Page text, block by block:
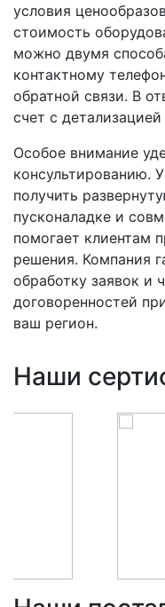
условия
стоимость
можно двумя
контактному
обратной связи. В
счет с
Особое внимание
консультированию.
получить
пусконаладке и
помогает клиентам
решения. Компания
обработку заявок и
договоренностей
ваш регион.
Наши